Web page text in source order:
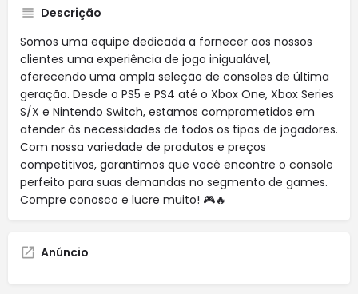
Descrição
Somos uma equipe dedicada a fornecer aos nossos
clientes uma experiência de jogo inigualável,
oferecendo uma ampla seleção de consoles de última
geração. Desde o PS5 e PS4 até o Xbox One, Xbox Series
S/X e Nintendo Switch, estamos comprometidos em
atender às necessidades de todos os tipos de jogadores.
Com nossa variedade de produtos e preços
competitivos, garantimos que você encontre o console
perfeito para suas demandas no segmento de games.
Compre conosco e lucre muito! 🎮🔥
Anúncio